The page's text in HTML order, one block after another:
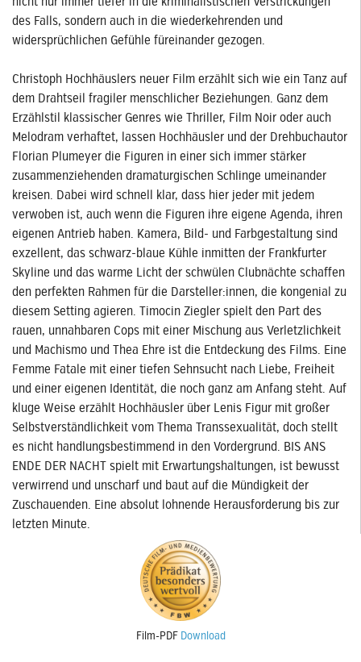
des Falls, sondern auch in die wiederkehrenden und
widersprüchlichen Gefühle füreinander gezogen.
Christoph Hochhäuslers neuer Film erzählt sich wie ein Tanz auf
dem Drahtseil fragiler menschlicher Beziehungen. Ganz dem
Erzählstil klassischer Genres wie Thriller, Film Noir oder auch
Melodram verhaftet, lassen Hochhäusler und der Drehbuchautor
Florian Plumeyer die Figuren in einer sich immer stärker
zusammenziehenden dramaturgischen Schlinge umeinander
kreisen. Dabei wird schnell klar, dass hier jeder mit jedem
verwoben ist, auch wenn die Figuren ihre eigene Agenda, ihren
eigenen Antrieb haben. Kamera, Bild- und Farbgestaltung sind
exzellent, das schwarz-blaue Kühle inmitten der Frankfurter
Skyline und das warme Licht der schwülen Clubnächte schaffen
den perfekten Rahmen für die Darsteller:innen, die kongenial zu
diesem Setting agieren. Timocin Ziegler spielt den Part des
rauen, unnahbaren Cops mit einer Mischung aus Verletzlichkeit
und Machismo und Thea Ehre ist die Entdeckung des Films. Eine
Femme Fatale mit einer tiefen Sehnsucht nach Liebe, Freiheit
und einer eigenen Identität, die noch ganz am Anfang steht. Auf
kluge Weise erzählt Hochhäusler über Lenis Figur mit großer
Selbstverständlichkeit vom Thema Transsexualität, doch stellt
es nicht handlungsbestimmend in den Vordergrund. BIS ANS
ENDE DER NACHT spielt mit Erwartungshaltungen, ist bewusst
verwirrend und unscharf und baut auf die Mündigkeit der
Zuschauenden. Eine absolut lohnende Herausforderung bis zur
letzten Minute.
Film-PDF Download